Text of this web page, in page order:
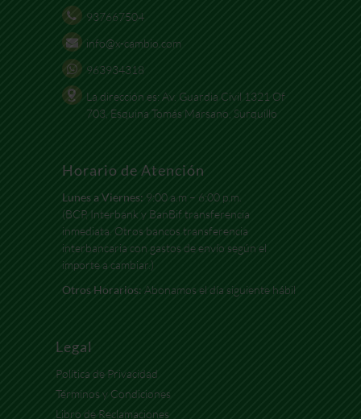
937667504
info@x-cambio.com
963934318
La dirección es: Av. Guardia Civil 1321 Of
703, Esquina Tomás Marsano, Surquillo
Horario de Atención
Lunes a Viernes: 9:00 a.m – 6:00 p.m.
(BCP, Interbank y BanBif transferencia
inmediata. Otros bancos transferencia
interbancaria con gastos de envío según el
importe a cambiar.)
Otros Horarios: Abonamos el día siguiente hábil
Legal
Política de Privacidad
Términos y Condiciones
Libro de Reclamaciones